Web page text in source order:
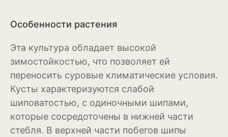
Ячмень
Комнатные растения
Аглаонема
Алоказия
Особенности растения
Эта культура обладает высокой
зимостойкостью, что позволяет ей
переносить суровые климатические условия.
Кусты характеризуются слабой
шиповатостью, с одиночными шипами,
которые сосредоточены в нижней части
стебля. В верхней части побегов шипы